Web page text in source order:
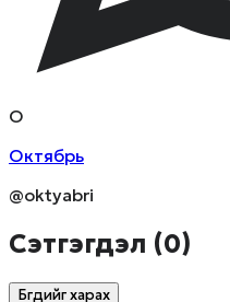
О
Октябрь
@oktyabri
Сэтгэгдэл (0)
Бүгдийг харах